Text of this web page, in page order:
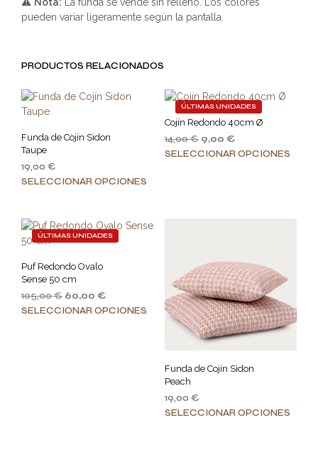
pueden variar ligeramente según la pantalla.
PRODUCTOS RELACIONADOS
Funda de Cojín Sidon
Taupe
19,00 €
SELECCIONAR OPCIONES
múltiples
opciones
pueden
elegir
ÚLTIMAS UNIDADES
Cojín Redondo 40cm Ø
14,00€ 9,00 €
SELECCIONAR OPCIONES
la
ÚLTIMAS UNIDADES
Puf Redondo Ovalo
Sense 50 cm
105,00€ 60,00 €
SELECCIONAR OPCIONES
Este
producto
variantes.
Las
opciones
Funda de Cojín Sidon
Peach
19,00 €
SELECCIONAR OPCIONES